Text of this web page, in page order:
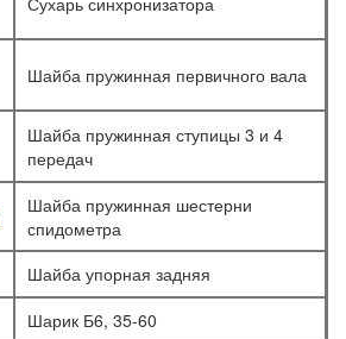
Шайба пружинная первичного вала
Шайба пружинная ступицы 3 и 4
передач
Шайба пружинная шестерни
спидометра
Шайба упорная задняя
Шарик Б6, 35-60